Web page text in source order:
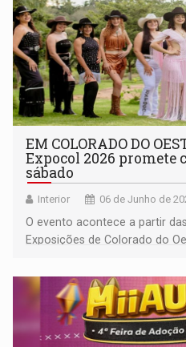
EM COLORADO DO
Expocol 2026 promete
sábado
Interior 06 de Junho de
O evento acontece a partir
Exposições de Colorado do
agropecuária do Cone Sul de